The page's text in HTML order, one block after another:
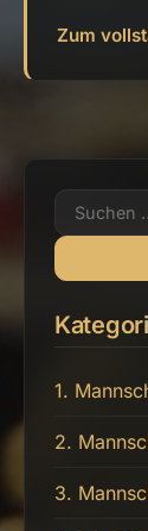
Zum
Suchen
nach:
1.
2.
3.